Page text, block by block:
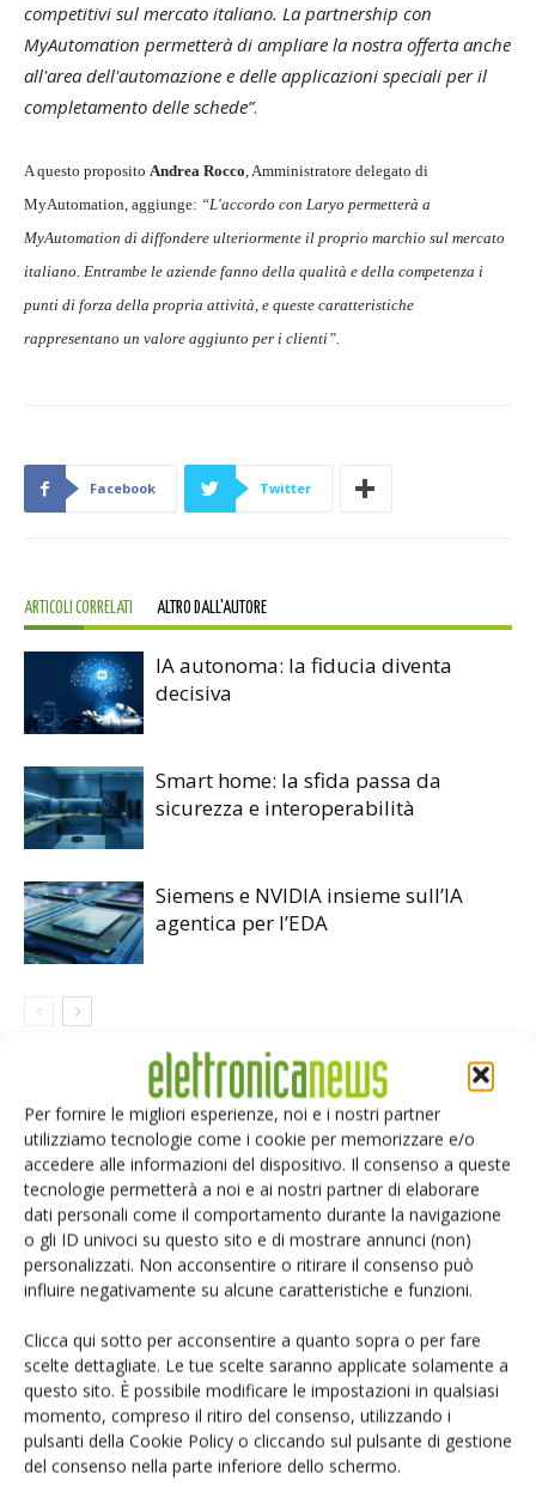
Per fornire le migliori esperienze, noi e i nostri partner
utilizziamo tecnologie come i cookie per memorizzare e/o
accedere alle informazioni del dispositivo. Il consenso a queste
tecnologie permetterà a noi e ai nostri partner di elaborare
dati personali come il comportamento durante la navigazione
o gli ID univoci su questo sito e di mostrare annunci (non)
personalizzati. Non acconsentire o ritirare il consenso può
influire negativamente su alcune caratteristiche e funzioni.
Clicca qui sotto per acconsentire a quanto sopra o per fare
scelte dettagliate. Le tue scelte saranno applicate solamente a
questo sito. È possibile modificare le impostazioni in qualsiasi
momento, compreso il ritiro del consenso, utilizzando i
pulsanti della Cookie Policy o cliccando sul pulsante di gestione
del consenso nella parte inferiore dello schermo.
competitivi sul mercato italiano. La partnership con
MyAutomation permetterà di ampliare la nostra offerta anche
all'area dell'automazione e delle applicazioni speciali per il
completamento delle schede”.
A questo proposito Andrea Rocco, Amministratore delegato di
MyAutomation, aggiunge: “L'accordo con Laryo permetterà a
MyAutomation di diffondere ulteriormente il proprio marchio sul mercato
italiano. Entrambe le aziende fanno della qualità e della competenza i
punti di forza della propria attività, e queste caratteristiche
rappresentano un valore aggiunto per i clienti”.
Facebook Twitter
ARTICOLI CORRELATI ALTRO DALL'AUTORE
IA autonoma: la fiducia diventa
decisiva
Smart home: la sfida passa da
sicurezza e interoperabilità
Siemens e NVIDIA insieme sull’IA
agentica per l’EDA
LASCIA UN COMMENTO